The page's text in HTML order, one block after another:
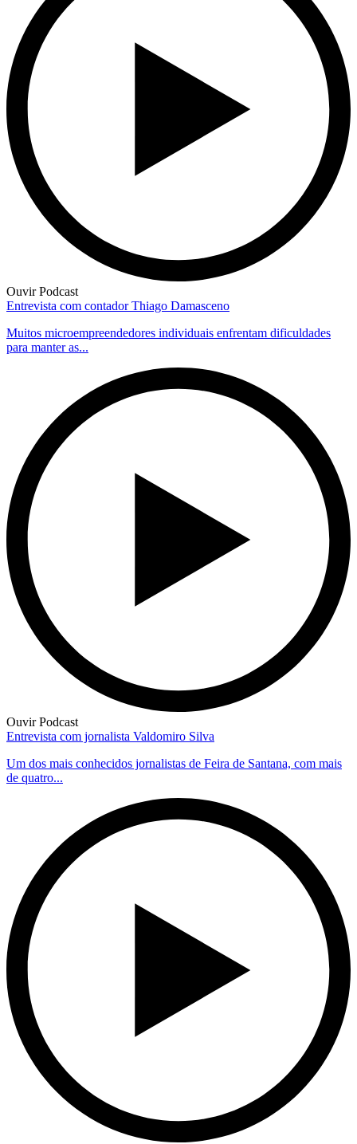
Ouvir Podcast
Entrevista com contador Thiago Damasceno
Muitos microempreendedores individuais enfrentam dificuldades
para manter as...
Ouvir Podcast
Entrevista com jornalista Valdomiro Silva
Um dos mais conhecidos jornalistas de Feira de Santana, com mais
de quatro...